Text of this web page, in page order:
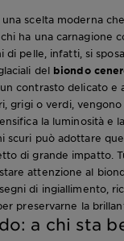
scelta moderna
ha una carnagione
di pelle, infatti, si
del biondo
contrasto delicato e
grigi o verdi,
la luminosità e
scuri può adottare
di grande impatto.
attenzione al
di ingiallimento,
preservarne la
a chi sta